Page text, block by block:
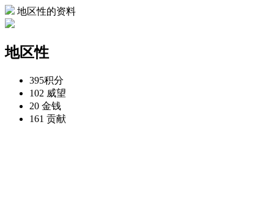
地区性的资料
地区性
395积分
102 威望
20 金钱
161 贡献